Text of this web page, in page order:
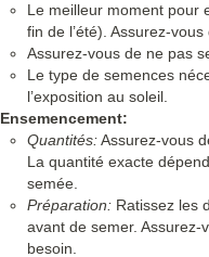
Le meilleur moment pour
fin de l’été). Assurez-
Assurez-vous de ne pas
Le type de semences
l’exposition au soleil.
Ensemencement:
Quantités:Assurez-vous
La quantité exacte
semée.
Préparation: Ratissez les
avant de semer.
besoin.